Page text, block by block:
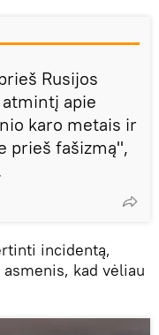
Rusijos
apie
karo metais ir
prieš fašizmą",
incidentą,
kad vėliau